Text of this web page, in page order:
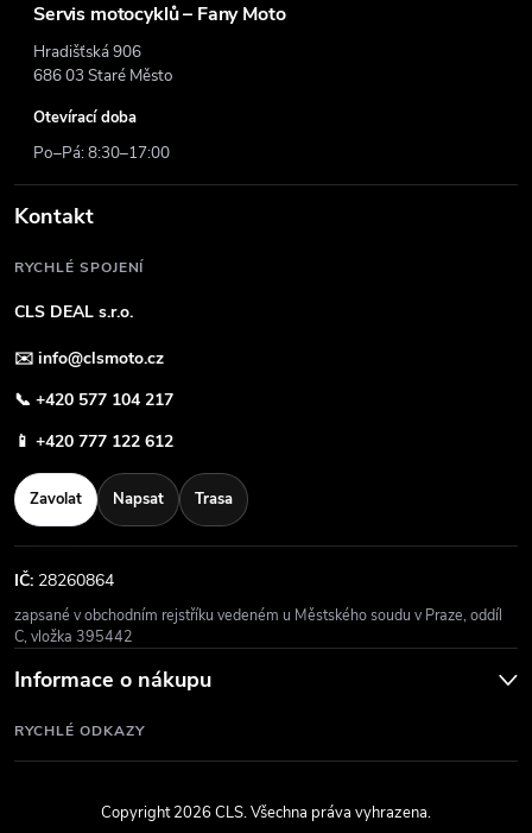
Servis motocyklů – Fany Moto
Hradišťská 906
686 03 Staré Město
Otevírací doba
Po–Pá: 8:30–17:00
Kontakt
RYCHLÉ SPOJENÍ
CLS DEAL s.r.o.
✉️ info@clsmoto.cz
📞 +420 577 104 217
📱 +420 777 122 612
Zavolat Napsat Trasa
IČ: 28260864
zapsané v obchodním rejstříku vedeném u Městského soudu v Praze, oddíl
C, vložka 395442
Informace o nákupu
RYCHLÉ ODKAZY
Copyright 2026CLS. Všechna práva vyhrazena.